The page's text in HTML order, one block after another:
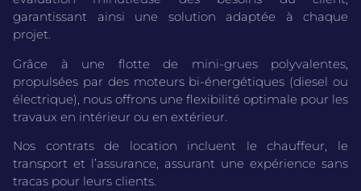
garantissant ainsi une solution adaptée à chaque
projet.
Grâce à une flotte de mini-grues polyvalentes,
propulsées par des moteurs bi-énergétiques (diesel ou
électrique), nous offrons une flexibilité optimale pour les
travaux en intérieur ou en extérieur.
Nos contrats de location incluent le chauffeur, le
transport et l’assurance, assurant une expérience sans
tracas pour leurs clients.